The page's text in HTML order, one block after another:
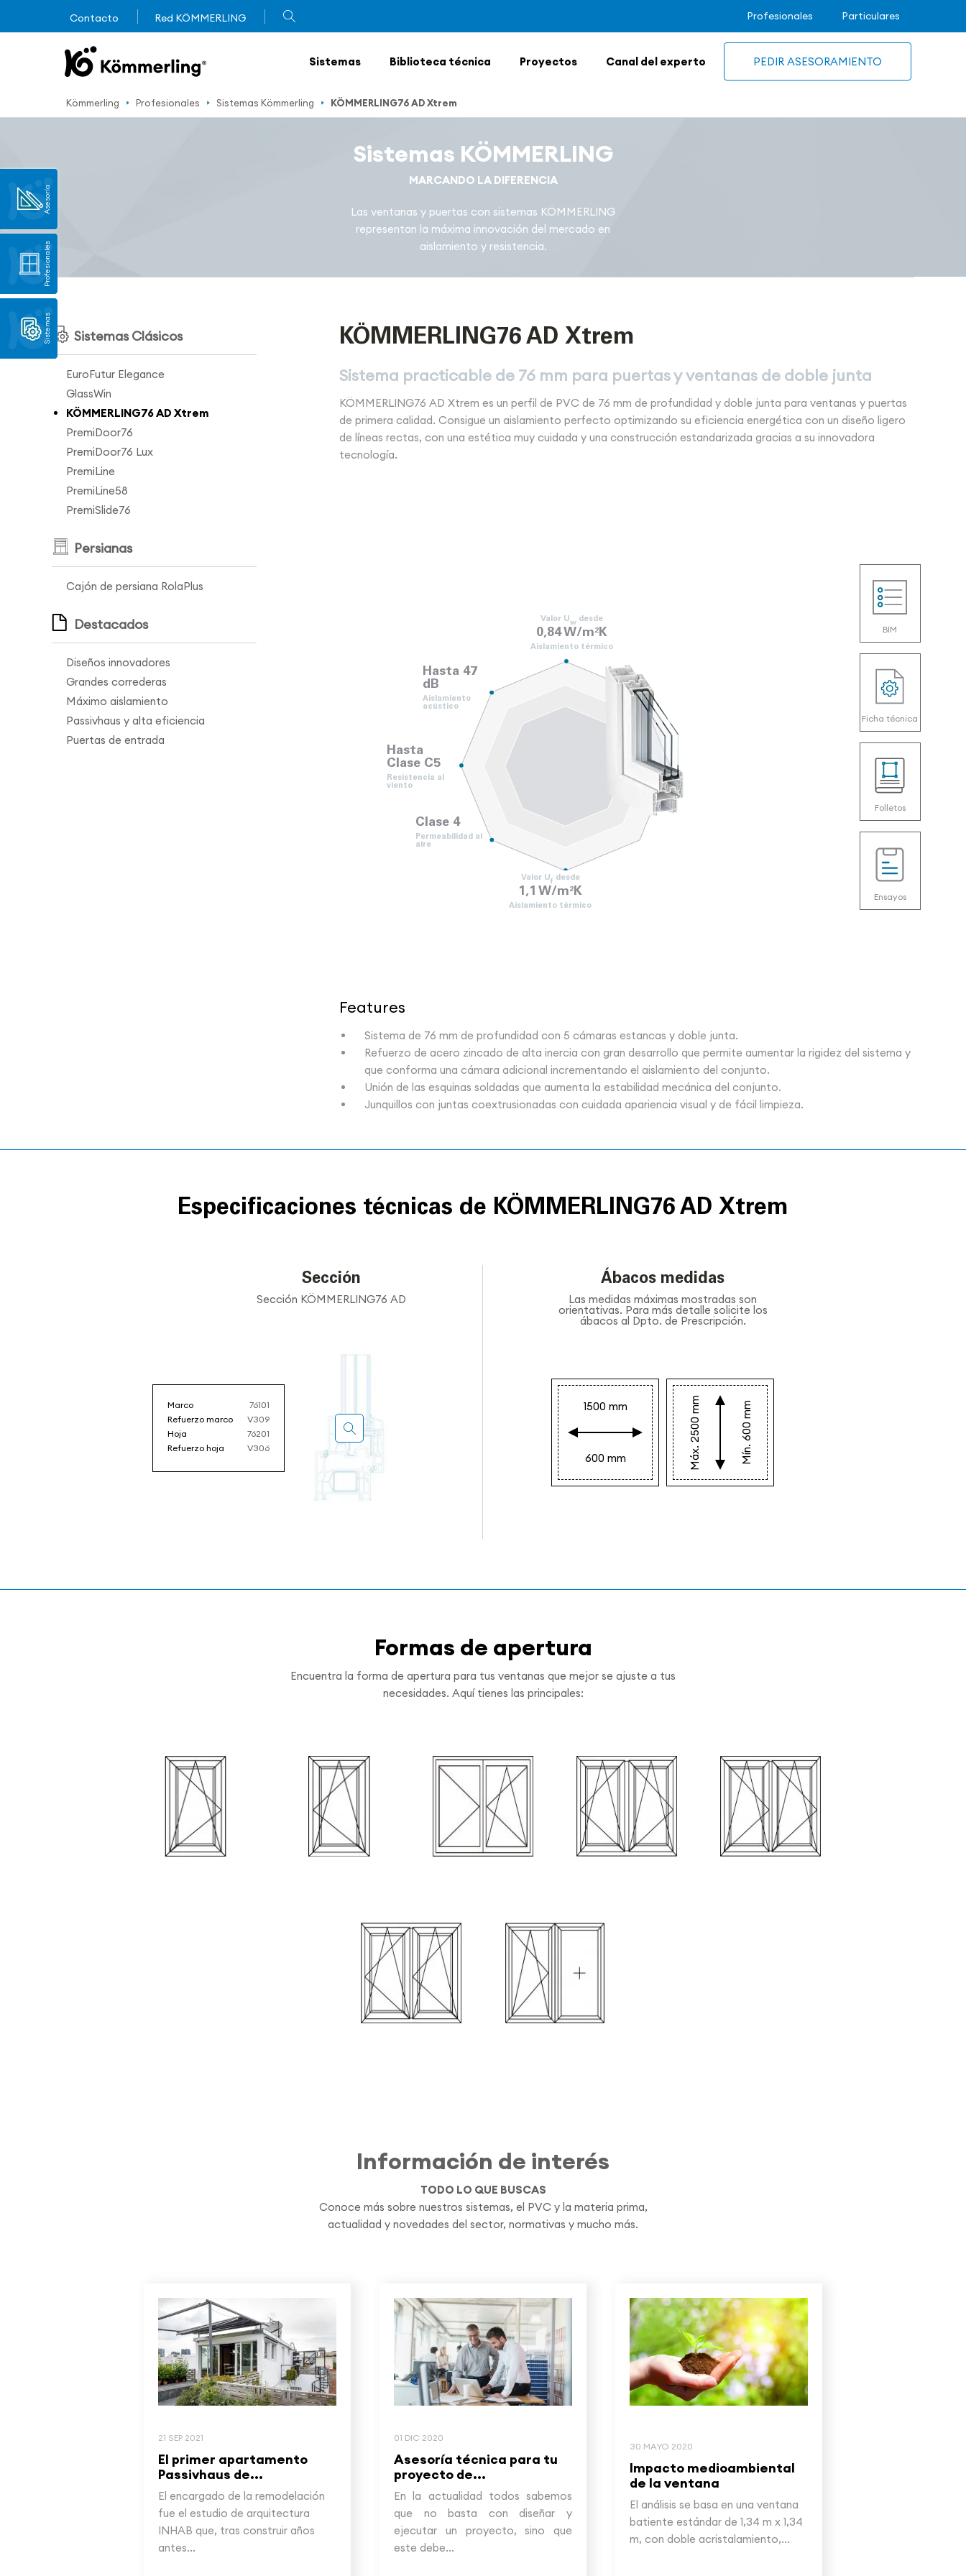
Contacto Red KÖMMERLING Profesionales Particulares
Sistemas Biblioteca técnica Proyectos Canal del experto PEDIR ASESORAMIENTO
Asesoría
Profesionales
Sistemas
Kömmerling Profesionales Sistemas Kömmerling KÖMMERLING76 AD Xtrem
Sistemas KÖMMERLING
MARCANDO LA DIFERENCIA
Las ventanas y puertas con sistemas KÖMMERLING
representan la máxima innovación del mercado en
aislamiento y resistencia.
Sistemas Clásicos
EuroFutur Elegance
GlassWin
KÖMMERLING76 AD Xtrem
PremiDoor76
PremiDoor76 Lux
PremiLine
PremiLine58
PremiSlide76
Persianas
Cajón de persiana RolaPlus
Destacados
Diseños innovadores
Grandes correderas
Máximo aislamiento
Passivhaus y alta eficiencia
Puertas de entrada
KÖMMERLING76 AD Xtrem
Sistema practicable de 76 mm para puertas y ventanas de doble junta
KÖMMERLING76 AD Xtrem es un perfil de PVC de 76 mm de profundidad y doble junta para ventanas y puertas
de primera calidad. Consigue un aislamiento perfecto optimizando su eficiencia energética con un diseño ligero
de líneas rectas, con una estética muy cuidada y una construcción estandarizada gracias a su innovadora
tecnología.
Valor Uw desde
0,84 W/m 2K
Aislamiento térmico
Hasta 47
dB
Aislamiento
acústico
Hasta
Clase C5
Resistencia al
viento
Clase 4
Permeabilidad al
aire
Valor Uf desde
1,1 W/m 2K
Aislamiento térmico
BIM
Ficha técnica
Folletos
Ensayos
Features
Sistema de 76 mm de profundidad con 5 cámaras estancas y doble junta.
Refuerzo de acero zincado de alta inercia con gran desarrollo que permite aumentar la rigidez del sistema y
que conforma una cámara adicional incrementando el aislamiento del conjunto.
Unión de las esquinas soldadas que aumenta la estabilidad mecánica del conjunto.
Junquillos con juntas coextrusionadas con cuidada apariencia visual y de fácil limpieza.
Especificaciones técnicas de KÖMMERLING76 AD Xtrem
Sección
Sección KÖMMERLING76 AD
Marco
76101
Refuerzo marco
V309
Hoja
76201
Refuerzo hoja
V306
Ábacos medidas
Las medidas máximas mostradas son
orientativas. Para más detalle solicite los
ábacos al Dpto. de Prescripción.
1500 mm
600 mm Máx. 2500 mm Mín. 600 mm
Formas de apertura
Encuentra la forma de apertura para tus ventanas que mejor se ajuste a tus
necesidades. Aquí tienes las principales:
Información de interés
TODO LO QUE BUSCAS
Conoce más sobre nuestros sistemas, el PVC y la materia prima,
actualidad y novedades del sector, normativas y mucho más.
21 SEP 2021
El primer apartamento
Passivhaus de...
El encargado de la remodelación
fue el estudio de arquitectura
INHAB que, tras construir años
antes...
01 DIC 2020
Asesoría técnica para tu
proyecto de...
En la actualidad todos sabemos
que no basta con diseñar y
ejecutar un proyecto, sino que
este debe...
30 MAYO 2020
Impacto medioambiental
de la ventana
El análisis se basa en una ventana
batiente estándar de 1,34 m x 1,34
m, con doble acristalamiento,...